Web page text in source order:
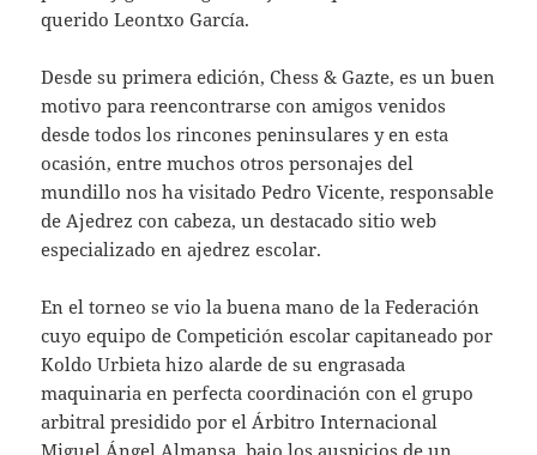
querido Leontxo García.
Desde su primera edición, Chess & Gazte, es un buen
motivo para reencontrarse con amigos venidos
desde todos los rincones peninsulares y en esta
ocasión, entre muchos otros personajes del
mundillo nos ha visitado Pedro Vicente, responsable
de Ajedrez con cabeza, un destacado sitio web
especializado en ajedrez escolar.
En el torneo se vio la buena mano de la Federación
cuyo equipo de Competición escolar capitaneado por
Koldo Urbieta hizo alarde de su engrasada
maquinaria en perfecta coordinación con el grupo
arbitral presidido por el Árbitro Internacional